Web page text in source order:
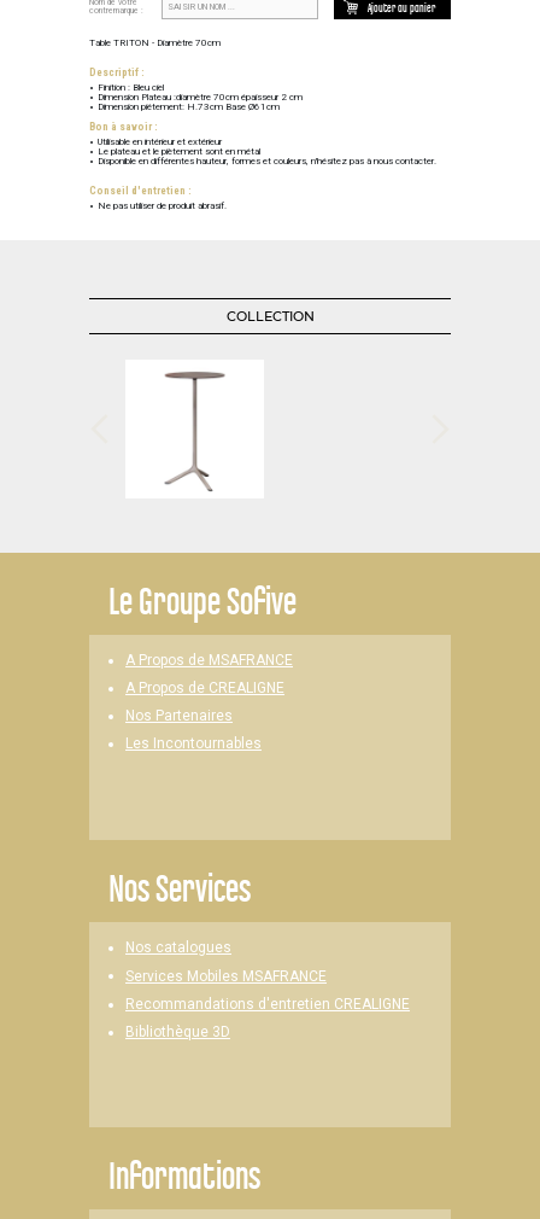
Nom de votre
contremarque :
Ajouter au panier
Table TRITON - Diamètre 70cm
Descriptif :
Finition : Bleu ciel
Dimension Plateau :diamètre 70cm épaisseur 2 cm
Dimension piétement: H.73cm Base Ø61cm
Bon à savoir :
Utilisable en intérieur et extérieur
Le plateau et le piètement sont en métal
Disponible en différentes hauteur, formes et couleurs, n'hésitez pas à nous contacter.
Conseil d'entretien :
Ne pas utiliser de produit abrasif.
COLLECTION
LeGroupe Sofive
A Propos de MSAFRANCE
A Propos de CREALIGNE
Nos Partenaires
Les Incontournables
Nos Services
Nos catalogues
Services Mobiles MSAFRANCE
Recommandations d'entretien CREALIGNE
Bibliothèque 3D
Informations